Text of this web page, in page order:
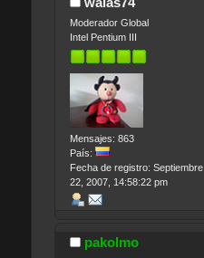
Moderador Global
Intel Pentium III
Mensajes: 863
País:
Fecha de registro: Septiembre
22, 2007, 14:58:22 pm
pakolmo